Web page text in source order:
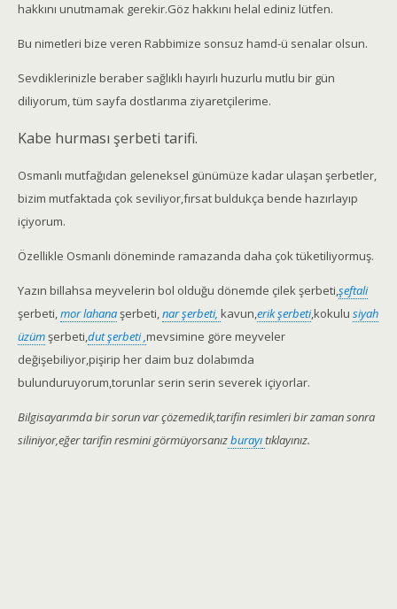
hakkını unutmamak gerekir.Göz hakkını helal ediniz lütfen.
Bu nimetleri bize veren Rabbimize sonsuz hamd-ü senalar olsun.
Sevdiklerinizle beraber sağlıklı hayırlı huzurlu mutlu bir gün
diliyorum, tüm sayfa dostlarıma ziyaretçilerime.
Kabe hurması şerbeti tarifi.
Osmanlı mutfağıdan geleneksel günümüze kadar ulaşan şerbetler,
bizim mutfaktada çok seviliyor,fırsat buldukça bende hazırlayıp
içiyorum.
Özellikle Osmanlı döneminde ramazanda daha çok tüketiliyormuş.
Yazın billahsa meyvelerin bol olduğu dönemde çilek şerbeti,şeftali
şerbeti,mor lahanaşerbeti,nar şerbeti, kavun,erik şerbeti,kokulu siyah
üzümşerbeti,dut şerbeti ,mevsimine göre meyveler
değişebiliyor,pişirip her daim buz dolabımda
bulunduruyorum,torunlar serin serin severek içiyorlar.
Bilgisayarımda bir sorun var çözemedik,tarifin resimleri bir zaman sonra
siliniyor,eğer tarifin resmini görmüyorsanızburayıtıklayınız.